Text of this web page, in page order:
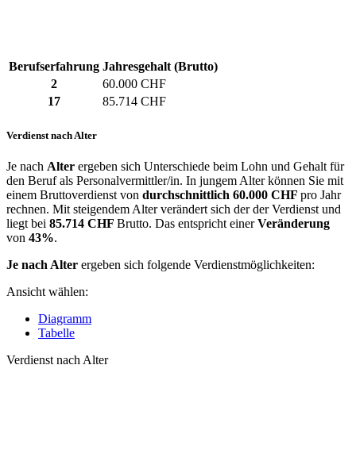
Berufserfahrung Jahresgehalt (Brutto)
2
60.000 CHF
17
85.714 CHF
Verdienst nach Alter
Je nach Alter ergeben sich Unterschiede beim Lohn und Gehalt für
den Beruf als Personalvermittler/in. In jungem Alter können Sie mit
einem Bruttoverdienst von durchschnittlich 60.000 CHF pro Jahr
rechnen. Mit steigendem Alter verändert sich der der Verdienst und
liegt bei 85.714 CHF Brutto. Das entspricht einerVeränderung
von 43%.
Je nach Alter ergeben sich folgende Verdienstmöglichkeiten:
Ansicht wählen:
Diagramm
Tabelle
Verdienst nach Alter